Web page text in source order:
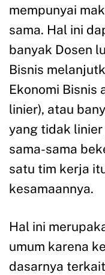
mempunyai
sama. Hal ini
banyak Dosen
Bisnis
Ekonomi Bisnis
linier), atau
yang tidak
sama-sama
satu tim kerja
kesamaannya.
Hal ini
umum karena
dasarnya